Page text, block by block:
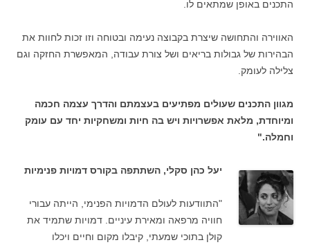
התכנים באופן שמתאים לו.
האווירה והתחושה שיצרת בקבוצה נעימה ובטוחה וזו זכות לחוות את
הבהירות של גבולות בריאים ושל צורת עבודה, המאפשרת החזקה וגם
צלילה לעומק.
מגוון התכנים שעולים מפתיעים בעצמתם והדרך עצמה חכמה
ומיוחדת, מלאת אפשרויות ויש בה חיות ומשחקיות יחד עם עומק
וחמלה."
יעל כהן סקלי, השתתפה בקורס דמויות פנימיות
"התוודעות לעולם הדמויות הפנימי, הייתה עבורי
חוויה מרפאה ומאירת עיניים. דמויות שתמיד את
קולן בתוכי שמעתי, קיבלו מקום וחיים ויכלו